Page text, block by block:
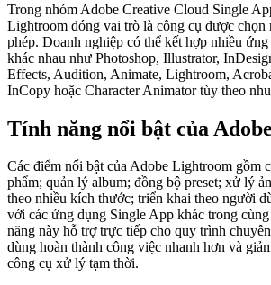
Trong nhóm Adobe Creative Cloud Single
Lightroom đóng vai trò là công cụ được chọn
phép. Doanh nghiệp có thể kết hợp nhiều
khác nhau như Photoshop, Illustrator,
Effects, Audition, Animate, Lightroom,
InCopy hoặc Character Animator tùy theo
Tính năng nổi bật của
Các điểm nổi bật của Adobe Lightroom gồm
phẩm; quản lý album; đồng bộ preset; xử lý
theo nhiều kích thước; triển khai theo người
với các ứng dụng Single App khác trong
năng này hỗ trợ trực tiếp cho quy trình
dùng hoàn thành công việc nhanh hơn và
công cụ xử lý tạm thời.